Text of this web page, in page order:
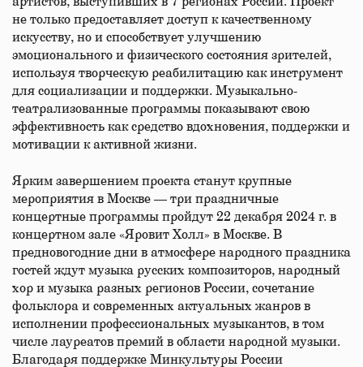
не только предоставляет доступ к качественному
искусству, но и способствует улучшению
эмоционального и физического состояния зрителей,
используя творческую реабилитацию как инструмент
для социализации и поддержки. Музыкально-
театрализованные программы показывают свою
эффективность как средство вдохновения, поддержки и
мотивации к активной жизни.
Ярким завершением проекта станут крупные
мероприятия в Москве — три праздничные
концертные программы пройдут 22 декабря 2024 г. в
концертном зале «Яровит Холл» в Москве. В
предновогодние дни в атмосфере народного праздника
гостей ждут музыка русских композиторов, народный
хор и музыка разных регионов России, сочетание
фольклора и современных актуальных жанров в
исполнении профессиональных музыкантов, в том
числе лауреатов премий в области народной музыки.
Благодаря поддержке Минкультуры России